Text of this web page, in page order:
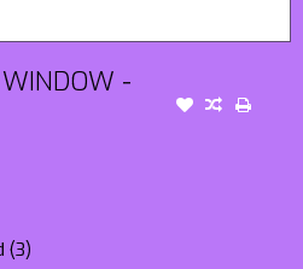
-
(3)